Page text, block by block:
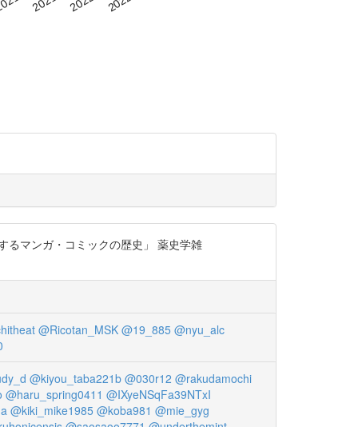
るマンガ・コミックの歴史」 薬史学雑
@Ricotan_MSK @19_885 @nyu_alc
@kiyou_taba221b @030r12 @rakudamochi
@haru_spring0411 @IXyeNSqFa39NTxI
@kiki_mike1985 @koba981 @mie_gyg